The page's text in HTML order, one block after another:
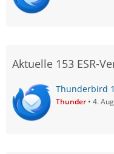
Aktuelle 153 ESR-
Thunderbird
Thunder 4.